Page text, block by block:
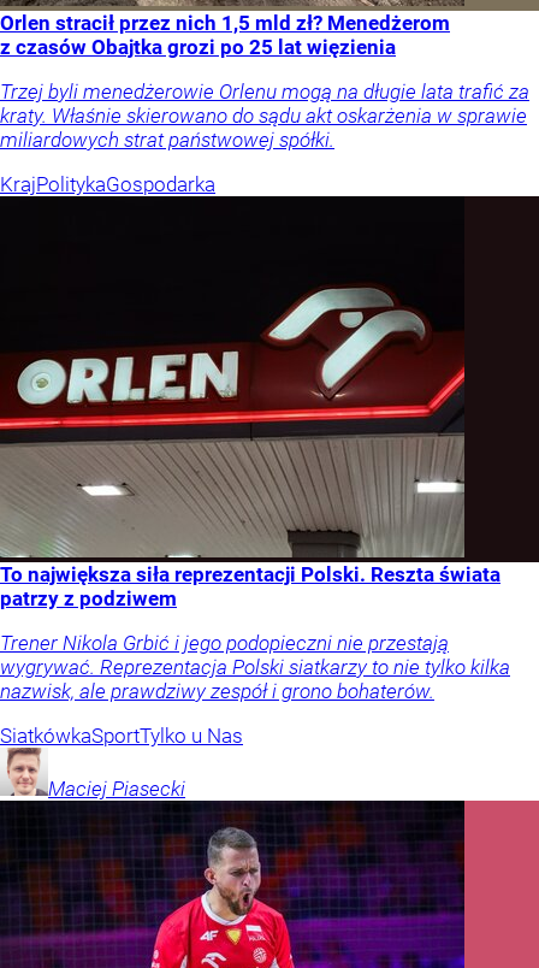
Orlen stracił przez nich 1,5 mld zł? Menedżerom
z czasów Obajtka grozi po 25 lat więzienia
Trzej byli menedżerowie Orlenu mogą na długie lata trafić za
kraty. Właśnie skierowano do sądu akt oskarżenia w sprawie
miliardowych strat państwowej spółki.
KrajPolitykaGospodarka
To największa siła reprezentacji Polski. Reszta świata
patrzy z podziwem
Trener Nikola Grbić i jego podopieczni nie przestają
wygrywać. Reprezentacja Polski siatkarzy to nie tylko kilka
nazwisk, ale prawdziwy zespół i grono bohaterów.
SiatkówkaSportTylko u Nas
Maciej Piasecki